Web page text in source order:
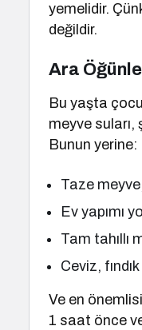
yemelidir.
değildir.
Ara
Bu yaşta
meyve
Bunun yerine:
Taze
Ev yapımı
Tam tahıllı
Ceviz,
Ve en
1 saat önce